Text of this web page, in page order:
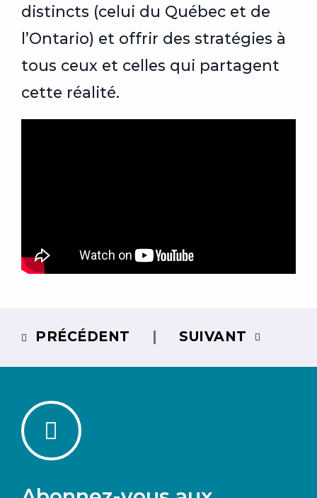
distincts (celui du Québec et de
l’Ontario) et offrir des stratégies à
tous ceux et celles qui partagent
cette réalité.
PRÉCÉDENT SUIVANT